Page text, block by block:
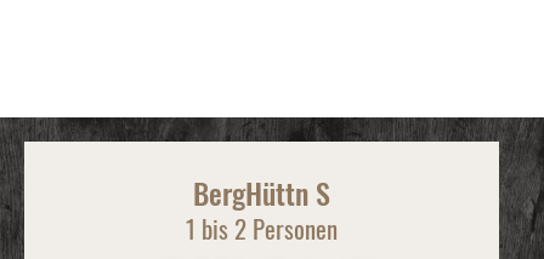
BergHüttn S
1 bis 2 Personen